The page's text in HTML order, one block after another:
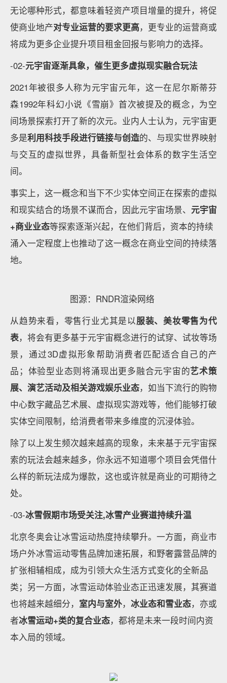
无论哪种形式，都意味着轻资产项目增量的提升，将促
使商业地产对专业运营的要求更高，更专业的运营商或
将成为更多企业提升项目租金回报与影响力的选择。
-02-元宇宙逐渐具象，催生更多虚拟现实融合玩法
2021年被很多人称为元宇宙元年，这一在尼尔斯蒂芬
森1992年科幻小说《雪崩》首次被提及的概念，为空
间场景探索打开了新的次元。业内人士认为，元宇宙更
多是利用科技手段进行链接与创造的、与现实世界映射
与交互的虚拟世界，具备新型社会体系的数字生活空
间。
事实上，这一概念和当下不少实体空间正在探索的虚拟
和现实结合的场景不谋而合，因此元宇宙场景、 元宇宙
+商业业态等探索逐渐兴起，在他们背后，资本的持续
涌入一定程度上也推动了这一概念在商业空间的持续落
地。
图源：RNDR渲染网络
从趋势来看，零售行业尤其是以服装、美妆零售为代
表，将会有更多基于元宇宙概念进行的试穿、试妆等场
景，通过3D虚拟形象帮助消费者匹配适合自己的产
品；体验型业态则将涌现出更多融合元宇宙的艺术策
展、演艺活动及相关游戏娱乐业态，如当下流行的购物
中心数字藏品艺术展、虚拟现实游戏等，他们能够打破
实体空间限制，给消费者带来多维度的沉浸体验。
除了以上发生频次越来越高的现象，未来基于元宇宙探
索的玩法会越来越多，你永远不知道哪个项目会凭借什
么样的新玩法成为爆款，这也或许就是商业的可期待之
处。
-03-冰雪假期市场受关注,冰雪产业赛道持续升温
北京冬奥会让冰雪运动热度持续攀升。一方面，商业市
场户外冰雪运动零售品牌加速拓展，和野奢露营品牌的
扩张相辅相成，成为引领大众生活方式变化的全新品
类；另一方面，冰雪运动体验业态正迅速发展，其赛道
也将越来越细分， 室内与室外， 冰业态和雪业态，亦或
者冰雪运动+类的复合业态，都将是未来一段时间内资
本入局的领域。